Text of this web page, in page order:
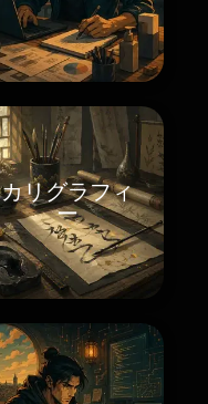
カリグラフィ
ー